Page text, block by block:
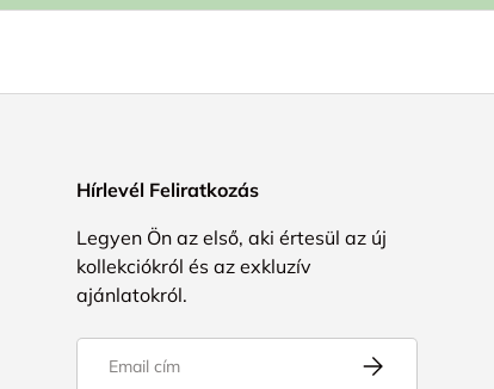
Hírlevél Feliratkozás
Legyen Ön az első, aki értesül az új
kollekciókról és az exkluzív
ajánlatokról.
FELIRATKOZÁS